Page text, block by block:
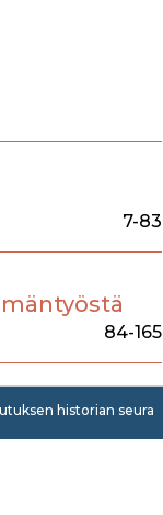
7-83
84-165
historian seura